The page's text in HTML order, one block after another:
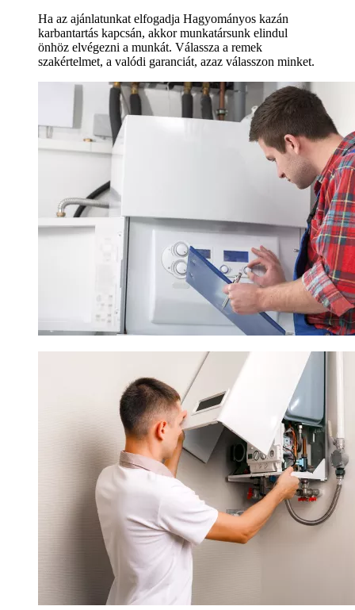
Ha az ajánlatunkat elfogadja Hagyományos kazán
karbantartás kapcsán, akkor munkatársunk elindul
önhöz elvégezni a munkát. Válassza a remek
szakértelmet, a valódi garanciát, azaz válasszon minket.